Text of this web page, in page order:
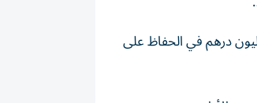
على مركز مالي متين خلال الفترة، حيث أسهمت الأرصدة النقدية والبنكية البالغة 206.2 مليون درهم في الحفاظ على